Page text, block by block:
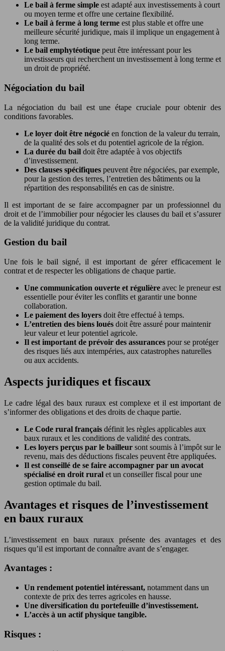
Le bail à ferme simple est adapté aux investissements à court
ou moyen terme et offre une certaine flexibilité.
Le bail à ferme à long terme est plus stable et offre une
meilleure sécurité juridique, mais il implique un engagement à
long terme.
Le bail emphytéotique peut être intéressant pour les
investisseurs qui recherchent un investissement à long terme et
un droit de propriété.
Négociation du bail
La négociation du bail est une étape cruciale pour obtenir des
conditions favorables.
Le loyer doit être négocié en fonction de la valeur du terrain,
de la qualité des sols et du potentiel agricole de la région.
La durée du bail doit être adaptée à vos objectifs
d’investissement.
Des clauses spécifiques peuvent être négociées, par exemple,
pour la gestion des terres, l’entretien des bâtiments ou la
répartition des responsabilités en cas de sinistre.
Il est important de se faire accompagner par un professionnel du
droit et de l’immobilier pour négocier les clauses du bail et s’assurer
de la validité juridique du contrat.
Gestion du bail
Une fois le bail signé, il est important de gérer efficacement le
contrat et de respecter les obligations de chaque partie.
Une communication ouverte et régulière avec le preneur est
essentielle pour éviter les conflits et garantir une bonne
collaboration.
Le paiement des loyers doit être effectué à temps.
L’entretien des biens loués doit être assuré pour maintenir
leur valeur et leur potentiel agricole.
Il est important de prévoir des assurances pour se protéger
des risques liés aux intempéries, aux catastrophes naturelles
ou aux accidents.
Aspects juridiques et fiscaux
Le cadre légal des baux ruraux est complexe et il est important de
s’informer des obligations et des droits de chaque partie.
Le Code rural français définit les règles applicables aux
baux ruraux et les conditions de validité des contrats.
Les loyers perçus par le bailleur sont soumis à l’impôt sur le
revenu, mais des déductions fiscales peuvent être appliquées.
Il est conseillé de se faire accompagner par un avocat
spécialisé en droit rural et un conseiller fiscal pour une
gestion optimale du bail.
Avantages et risques de l’investissement
en baux ruraux
L’investissement en baux ruraux présente des avantages et des
risques qu’il est important de connaître avant de s’engager.
Avantages :
Un rendement potentiel intéressant, notamment dans un
contexte de prix des terres agricoles en hausse.
Une diversification du portefeuille d’investissement.
L’accès à un actif physique tangible.
Risques :